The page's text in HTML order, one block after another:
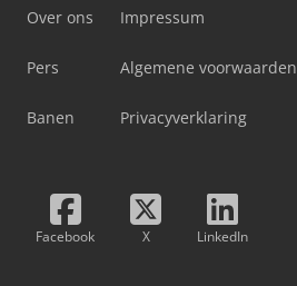
Over ons
Pers
Banen
Impressum
Algemene voorwaarden
Privacyverklaring
Facebook X LinkedIn